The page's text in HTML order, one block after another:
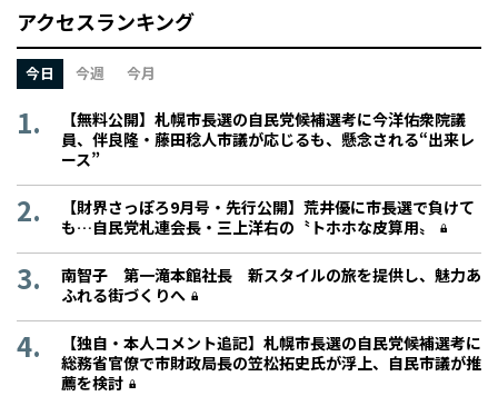
アクセスランキング
今日 今週 今月
【無料公開】札幌市長選の自民党候補選考に今洋佑衆院議
員、伴良隆・藤田稔人市議が応じるも、懸念される“出来レ
ース”
【財界さっぽろ9月号・先行公開】荒井優に市長選で負けて
も…自民党札連会長・三上洋右の〝トホホな皮算用〟
南智子 第一滝本館社長 新スタイルの旅を提供し、魅力あ
ふれる街づくりへ
【独自・本人コメント追記】札幌市長選の自民党候補選考に
総務省官僚で市財政局長の笠松拓史氏が浮上、自民市議が推
薦を検討